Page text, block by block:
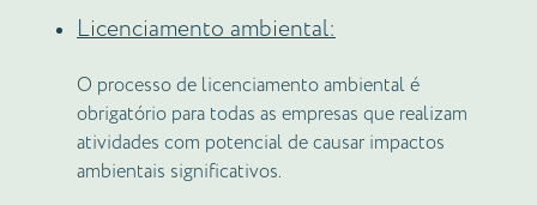
Licenciamento ambiental:
O processo de licenciamento ambiental é
obrigatório para todas as empresas que realizam
atividades com potencial de causar impactos
ambientais significativos.